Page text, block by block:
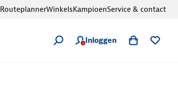
Inloggen
RouteplannerWinkelsKampioenService & contact